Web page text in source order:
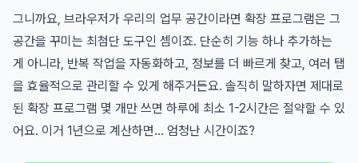
그니까요, 브라우저가 우리의 업무 공간이라면 확장 프로그램은 그
공간을 꾸미는 최첨단 도구인 셈이죠. 단순히 기능 하나 추가하는
게 아니라, 반복 작업을 자동화하고, 정보를 더 빠르게 찾고, 여러 탭
을 효율적으로 관리할 수 있게 해주거든요. 솔직히 말하자면 제대로
된 확장 프로그램 몇 개만 쓰면 하루에 최소 1-2시간은 절약할 수 있
어요. 이거 1년으로 계산하면... 엄청난 시간이죠?